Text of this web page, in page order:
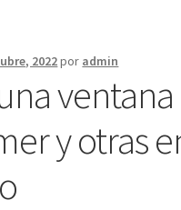
2022por admin
y otras